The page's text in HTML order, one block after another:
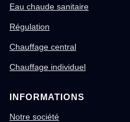
Eau chaude sanitaire
Régulation
Chauffage central
Chauffage individuel
INFORMATIONS
Notre société